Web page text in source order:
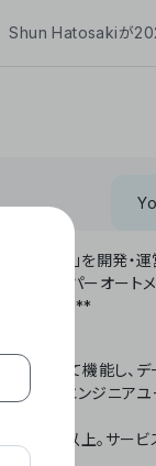
Shun Hatosakiが
Yoom」を開発・運
たハイパーオートメ
ています。**
スとして機能し、デ
動化。非エンジニア
300%以上。サービ